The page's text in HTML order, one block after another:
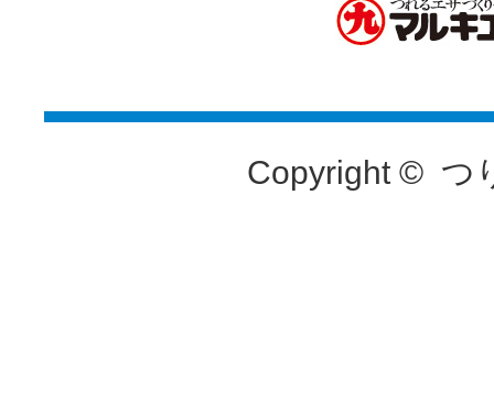
Copyright © つ